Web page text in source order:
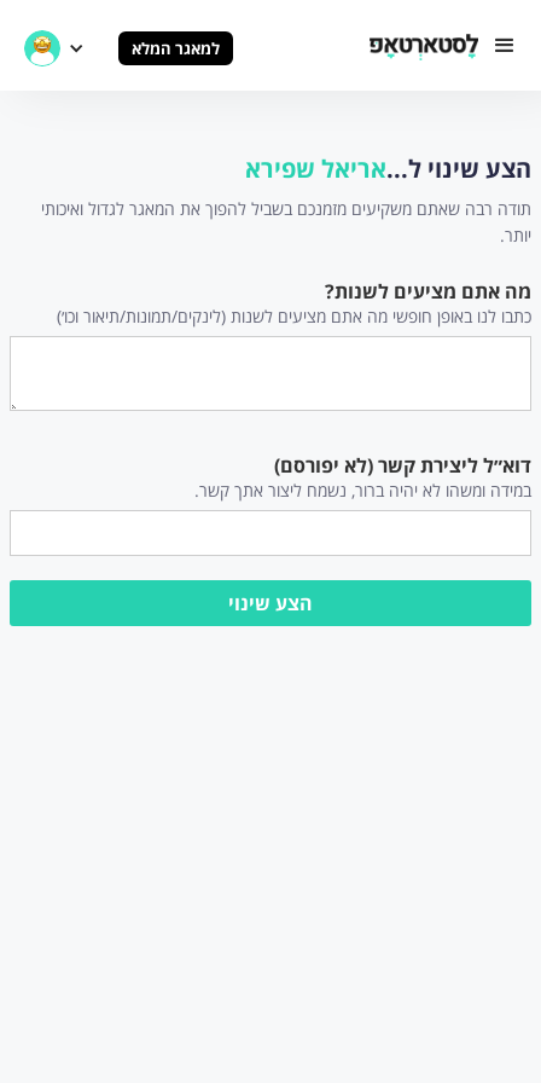
למאגר המלא
הצע שינוי ל...אריאל שפירא
תודה רבה שאתם משקיעים מזמנכם בשביל להפוך את המאגר לגדול ואיכותי
יותר.
מה אתם מציעים לשנות?
כתבו לנו באופן חופשי מה אתם מציעים לשנות (לינקים/תמונות/תיאור וכו׳)
דוא״ל ליצירת קשר (לא יפורסם)
במידה ומשהו לא יהיה ברור, נשמח ליצור אתך קשר.